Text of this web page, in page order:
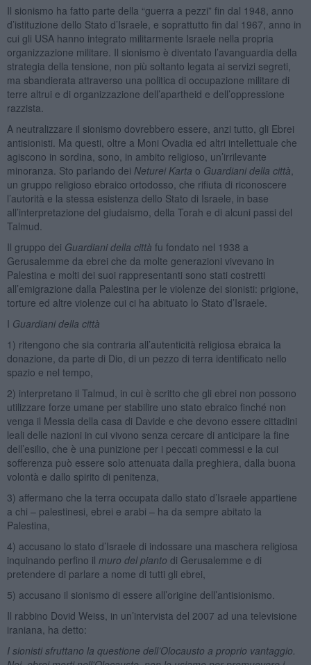
Il sionismo ha fatto parte della “guerra a pezzi” fin dal 1948, anno
d’istituzione dello Stato d’Israele, e soprattutto fin dal 1967, anno in
cui gli USA hanno integrato militarmente Israele nella propria
organizzazione militare. Il sionismo è diventato l’avanguardia della
strategia della tensione, non più soltanto legata ai servizi segreti,
ma sbandierata attraverso una politica di occupazione militare di
terre altrui e di organizzazione dell’apartheid e dell’oppressione
razzista.
A neutralizzare il sionismo dovrebbero essere, anzi tutto, gli Ebrei
antisionisti. Ma questi, oltre a Moni Ovadia ed altri intellettuale che
agiscono in sordina, sono, in ambito religioso, un’irrilevante
minoranza. Sto parlando dei Neturei Karta o Guardiani della città
un gruppo religioso ebraico ortodosso, che rifiuta di riconoscere
l’autorità e la stessa esistenza dello Stato di Israele, in base
all’interpretazione del giudaismo, della Torah e di alcuni passi del
Talmud.
Il gruppo dei Guardiani della città fu fondato nel 1938 a
Gerusalemme da ebrei che da molte generazioni vivevano in
Palestina e molti dei suoi rappresentanti sono stati costretti
all’emigrazione dalla Palestina per le violenze dei sionisti: prigione,
torture ed altre violenze cui ci ha abituato lo Stato d’Israele.
I Guardiani della città
1) ritengono che sia contraria all’autenticità religiosa ebraica la
donazione, da parte di Dio, di un pezzo di terra identificato nello
spazio e nel tempo,
2) interpretano il Talmud, in cui è scritto che gli ebrei non possono
utilizzare forze umane per stabilire uno stato ebraico finché non
venga il Messia della casa di Davide e che devono essere cittadini
leali delle nazioni in cui vivono senza cercare di anticipare la fine
dell’esilio, che è una punizione per i peccati commessi e la cui
sofferenza può essere solo attenuata dalla preghiera, dalla buona
volontà e dallo spirito di penitenza,
3) affermano che la terra occupata dallo stato d’Israele appartiene
a chi – palestinesi, ebrei e arabi – ha da sempre abitato la
Palestina,
4) accusano lo stato d’Israele di indossare una maschera religiosa
inquinando perfino il muro del pianto di Gerusalemme e di
pretendere di parlare a nome di tutti gli ebrei,
5) accusano il sionismo di essere all’origine dell’antisionismo.
Il rabbino Dovid Weiss, in un’intervista del 2007 ad una televisione
iraniana, ha detto:
I sionisti sfruttano la questione dell’Olocausto a proprio vantaggio.